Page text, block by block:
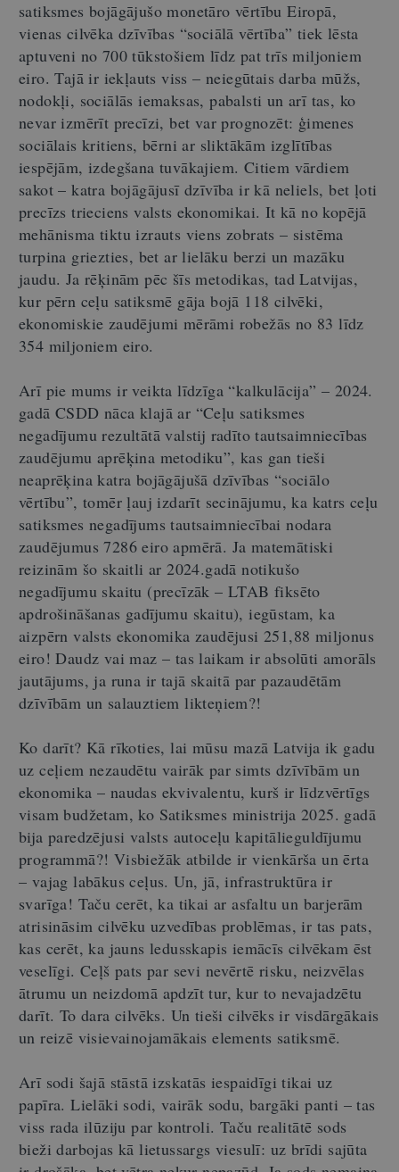
satiksmes bojāgājušo monetāro vērtību Eiropā,
vienas cilvēka dzīvības “sociālā vērtība” tiek lēsta
aptuveni no 700 tūkstošiem līdz pat trīs miljoniem
eiro. Tajā ir iekļauts viss – neiegūtais darba mūžs,
nodokļi, sociālās iemaksas, pabalsti un arī tas, ko
nevar izmērīt precīzi, bet var prognozēt: ģimenes
sociālais kritiens, bērni ar sliktākām izglītības
iespējām, izdegšana tuvākajiem. Citiem vārdiem
sakot – katra bojāgājusī dzīvība ir kā neliels, bet ļoti
precīzs trieciens valsts ekonomikai. It kā no kopējā
mehānisma tiktu izrauts viens zobrats – sistēma
turpina griezties, bet ar lielāku berzi un mazāku
jaudu. Ja rēķinām pēc šīs metodikas, tad Latvijas,
kur pērn ceļu satiksmē gāja bojā 118 cilvēki,
ekonomiskie zaudējumi mērāmi robežās no 83 līdz
354 miljoniem eiro.
Arī pie mums ir veikta līdzīga “kalkulācija” – 2024.
gadā CSDD nāca klajā ar “Ceļu satiksmes
negadījumu rezultātā valstij radīto tautsaimniecības
zaudējumu aprēķina metodiku”, kas gan tieši
neaprēķina katra bojāgājušā dzīvības “sociālo
vērtību”, tomēr ļauj izdarīt secinājumu, ka katrs ceļu
satiksmes negadījums tautsaimniecībai nodara
zaudējumus 7286 eiro apmērā. Ja matemātiski
reizinām šo skaitli ar 2024.gadā notikušo
negadījumu skaitu (precīzāk – LTAB fiksēto
apdrošināšanas gadījumu skaitu), iegūstam, ka
aizpērn valsts ekonomika zaudējusi 251,88 miljonus
eiro! Daudz vai maz – tas laikam ir absolūti amorāls
jautājums, ja runa ir tajā skaitā par pazaudētām
dzīvībām un salauztiem likteņiem?!
Ko darīt? Kā rīkoties, lai mūsu mazā Latvija ik gadu
uz ceļiem nezaudētu vairāk par simts dzīvībām un
ekonomika – naudas ekvivalentu, kurš ir līdzvērtīgs
visam budžetam, ko Satiksmes ministrija 2025. gadā
bija paredzējusi valsts autoceļu kapitālieguldījumu
programmā?! Visbiežāk atbilde ir vienkārša un ērta
– vajag labākus ceļus. Un, jā, infrastruktūra ir
svarīga! Taču cerēt, ka tikai ar asfaltu un barjerām
atrisināsim cilvēku uzvedības problēmas, ir tas pats,
kas cerēt, ka jauns ledusskapis iemācīs cilvēkam ēst
veselīgi. Ceļš pats par sevi nevērtē risku, neizvēlas
ātrumu un neizdomā apdzīt tur, kur to nevajadzētu
darīt. To dara cilvēks. Un tieši cilvēks ir visdārgākais
un reizē visievainojamākais elements satiksmē.
Arī sodi šajā stāstā izskatās iespaidīgi tikai uz
papīra. Lielāki sodi, vairāk sodu, bargāki panti – tas
viss rada ilūziju par kontroli. Taču realitātē sods
bieži darbojas kā lietussargs viesulī: uz brīdi sajūta